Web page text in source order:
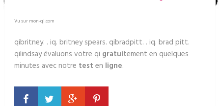
Vu sur mon-qi.com
qibritney. . iq. britney spears. qibradpitt. . iq. brad pitt.
qilindsay évaluons votre qi gratuitement en quelques
minutes avec notre test en ligne.